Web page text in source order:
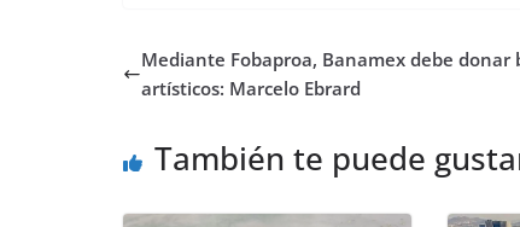
Mediante Fobaproa, Banamex debe donar
artísticos: Marcelo Ebrard
También te puede